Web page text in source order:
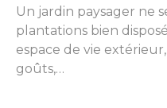
Un jardin paysager ne
plantations bien
espace de vie
goûts,…